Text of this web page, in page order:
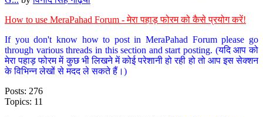
How to use MeraPahad Forum - मेरा पहाड़ फोरम को कैसे प्रयोग करें!
If you don't know how to post in MeraPahad Forum please go
through various threads in this section and start posting. (यदि आप को
मेरा पहाड़ फोरम में कुछ भी लिखने में कोई परेशानी हो रही हो तो आप इस सेक्शन
के विभिन्न लेखों से मदद ले सकते हैं।)
Posts: 276
Topics: 11